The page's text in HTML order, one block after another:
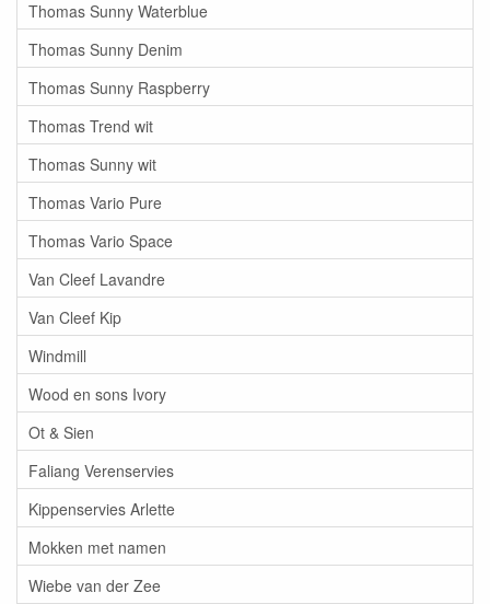
Thomas Sunny Waterblue
Thomas Sunny Denim
Thomas Sunny Raspberry
Thomas Trend wit
Thomas Sunny wit
Thomas Vario Pure
Thomas Vario Space
Van Cleef Lavandre
Van Cleef Kip
Windmill
Wood en sons Ivory
Ot & Sien
Faliang Verenservies
Kippenservies Arlette
Mokken met namen
Wiebe van der Zee